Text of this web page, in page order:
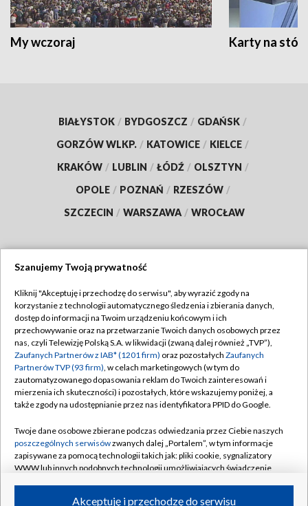
My wczoraj Karty na
BIAŁYSTOK / BYDGOSZCZ / GDAŃSK /
GORZÓW WLKP. / KATOWICE / KIELCE /
KRAKÓW / LUBLIN / ŁÓDŹ / OLSZTYN /
OPOLE / POZNAŃ / RZESZÓW /
SZCZECIN / WARSZAWA / WROCŁAW
TVP
Abonament TVP
Emisja w TVP
Centrum informacji TVP
Naziemna Telewizja Cyfrowa
Rada Programowa
System NOS
Informacje o nadawcy
Regulamin TVP
Polityka prywatności
Moje zgody
Pomoc
Kontakt
Kanały
Szanujemy Twoją prywatność
Kliknij "Akceptuję i przechodzę do serwisu", aby wyrazić zgody na
korzystanie z technologii automatycznego śledzenia i zbierania danych,
dostęp do informacji na Twoim urządzeniu końcowym i ich
przechowywanie oraz na przetwarzanie Twoich danych osobowych przez
nas, czyli Telewizję Polską S.A. w likwidacji (zwaną dalej również „TVP”),
Zaufanych Partnerów z IAB* (1201 firm) oraz pozostałych Zaufanych
Partnerów TVP (93 firm), w celach marketingowych (w tym do
zautomatyzowanego dopasowania reklam do Twoich zainteresowań i
mierzenia ich skuteczności) i pozostałych, które wskazujemy poniżej, a
także zgody na udostępnianie przez nas identyfikatora PPID do Google.
Twoje dane osobowe zbierane podczas odwiedzania przez Ciebie naszych
poszczególnych serwisówzwanych dalej „Portalem”, w tym informacje
zapisywane za pomocą technologii takich jak: pliki cookie, sygnalizatory
WWW lub innych podobnych technologii umożliwiających świadczenie
Akceptuję i przechodzę do serwisu